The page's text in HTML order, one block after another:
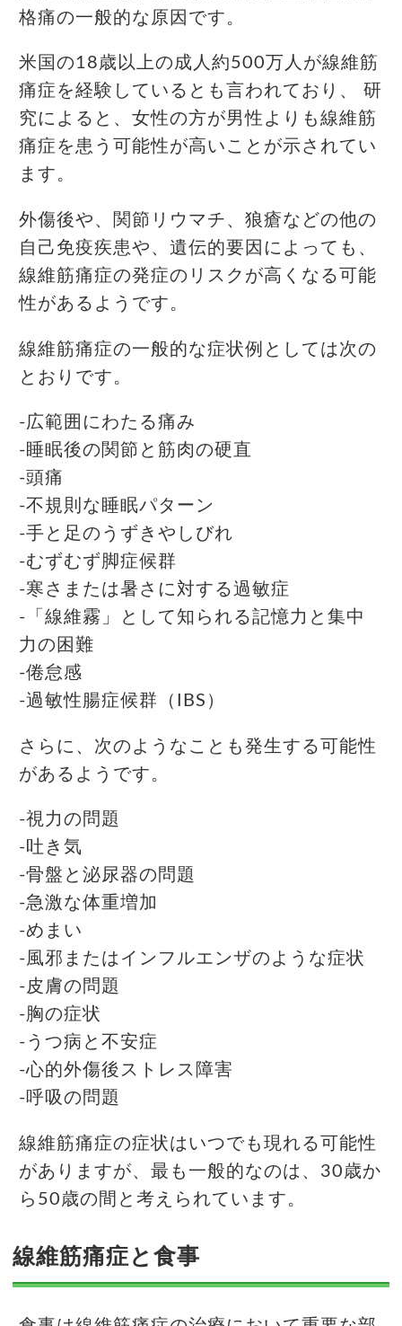
格痛の一般的な原因です。
米国の18歳以上の成人約500万人が線維筋
痛症を経験しているとも言われており、 研
究によると、女性の方が男性よりも線維筋
痛症を患う可能性が高いことが示されてい
ます。
外傷後や、関節リウマチ、狼瘡などの他の
自己免疫疾患や、遺伝的要因によっても、
線維筋痛症の発症のリスクが高くなる可能
性があるようです。
線維筋痛症の一般的な症状例としては次の
とおりです。
-広範囲にわたる痛み
-睡眠後の関節と筋肉の硬直
-頭痛
-不規則な睡眠パターン
-手と足のうずきやしびれ
-むずむず脚症候群
-寒さまたは暑さに対する過敏症
-「線維霧」として知られる記憶力と集中
力の困難
-倦怠感
-過敏性腸症候群（IBS）
さらに、次のようなことも発生する可能性
があるようです。
-視力の問題
-吐き気
-骨盤と泌尿器の問題
-急激な体重増加
-めまい
-風邪またはインフルエンザのような症状
-皮膚の問題
-胸の症状
-うつ病と不安症
-心的外傷後ストレス障害
-呼吸の問題
線維筋痛症の症状はいつでも現れる可能性
がありますが、最も一般的なのは、30歳か
ら50歳の間と考えられています。
線維筋痛症と食事